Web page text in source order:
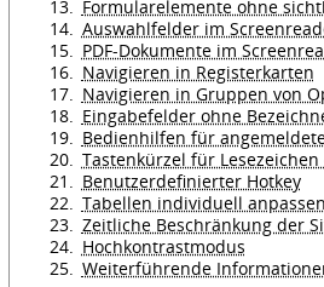
Formularelemente ohne
Auswahlfelder im
PDF-Dokumente im
Navigieren in Registerkarten
Navigieren in Gruppen von
Eingabefelder ohne
Bedienhilfen für
Tastenkürzel für
Benutzerdefinierter Hotkey
Tabellen individuell anpassen
Zeitliche Beschränkung der
Hochkontrastmodus
Weiterführende